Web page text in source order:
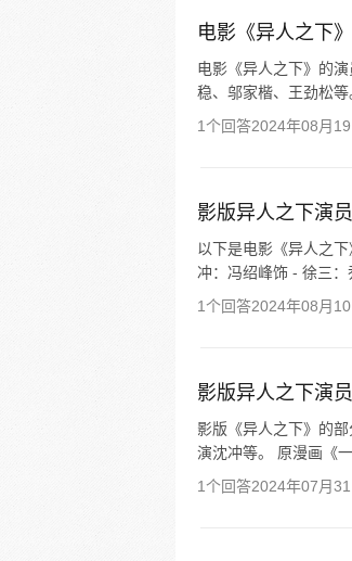
电影《异人之下
电影《异人之下》的
稳、邬家楷、王劲松
1个回答2024年08月
影版异人之下演
以下是电影《异人之
冲：冯绍峰饰 - 徐三：
1个回答2024年08月
影版异人之下演
影版《异人之下》的
演沈冲等。 原漫画《
1个回答2024年07月